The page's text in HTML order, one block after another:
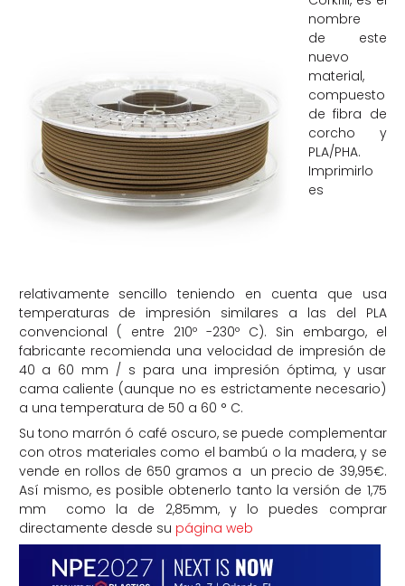
nombre
de este
nuevo
material,
compuesto
de fibra de
corcho y
PLA/PHA.
Imprimirlo
es
relativamente sencillo teniendo en cuenta que usa
temperaturas de impresión similares a las del PLA
convencional ( entre 210º -230º C). Sin embargo, el
fabricante recomienda una velocidad de impresión de
40 a 60 mm / s para una impresión óptima, y usar
cama caliente (aunque no es estrictamente necesario)
a una temperatura de 50 a 60 ° C.
Su tono marrón ó café oscuro, se puede complementar
con otros materiales como el bambú o la madera, y se
vende en rollos de 650 gramos a un precio de 39,95€.
Así mismo, es posible obtenerlo tanto la versión de 1,75
mm como la de 2,85mm, y lo puedes comprar
directamente desde su página web